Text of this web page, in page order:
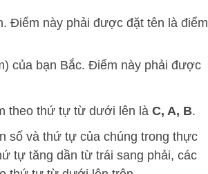
Điểm này phải được đặt tên là điểm
của bạn Bắc. Điểm này phải được
theo thứ tự từ dưới lên là C, A, B.
số và thứ tự của chúng trong thực
tự tăng dần từ trái sang phải, các